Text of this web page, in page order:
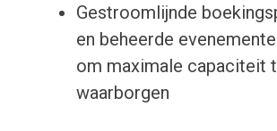
Gestroomlijnde
en beheerde
om maximale capaciteit
waarborgen